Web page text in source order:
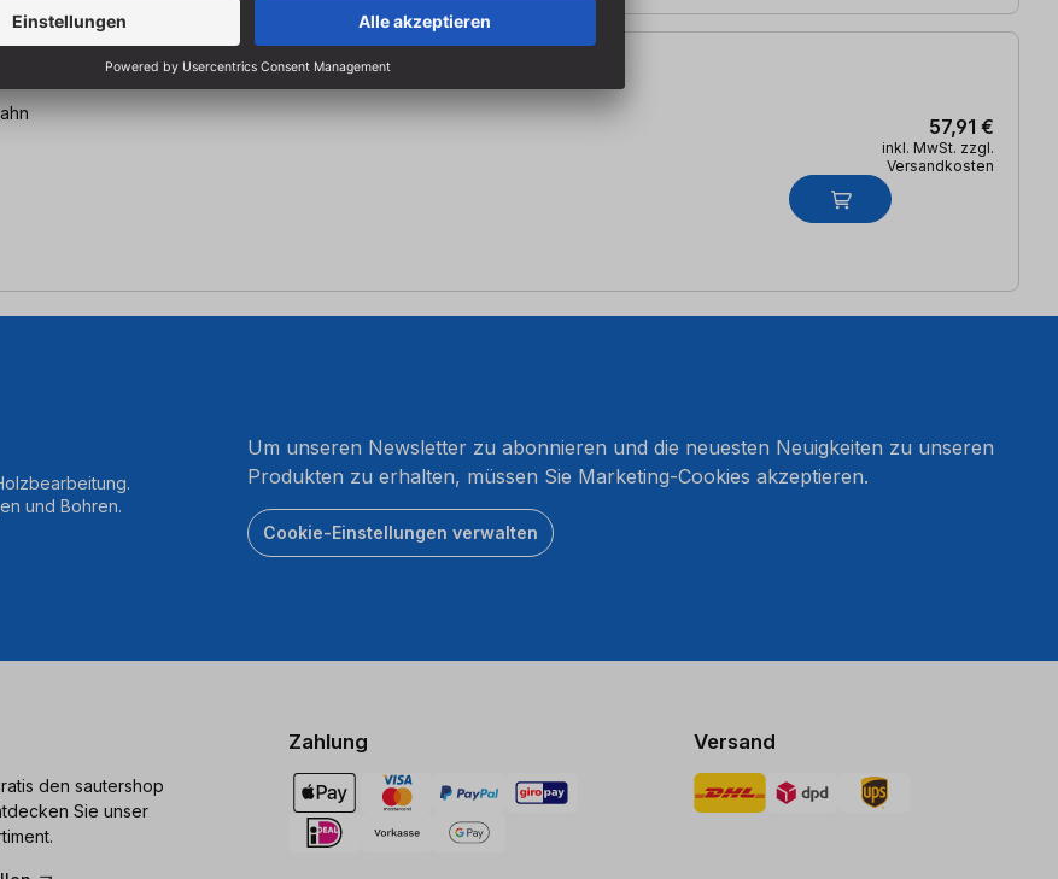
Z=60
57,91 €
inkl. MwSt. zzgl.
Versandkosten
und Bohren.
Um unseren Newsletter zu abonnieren und die neuesten Neuigkeiten zu unseren
Produkten zu erhalten, müssen Sie Marketing-Cookies akzeptieren.
Cookie-Einstellungen verwalten
den sautershop
Sie unser
Zahlung Versand